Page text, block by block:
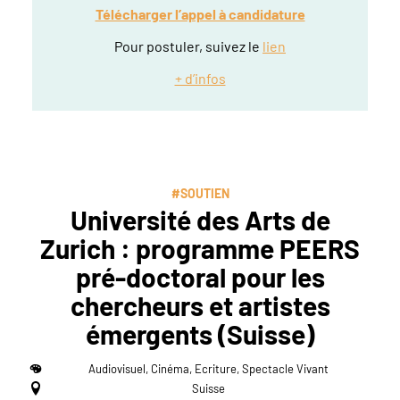
#SOUTIEN
Université des Arts de
Zurich : programme PEERS
pré-doctoral pour les
chercheurs et artistes
émergents (Suisse)
Audiovisuel, Cinéma, Ecriture, Spectacle Vivant
Suisse
Télécharger l’appel à candidature
Pour postuler, suivez le lien
+ d’infos